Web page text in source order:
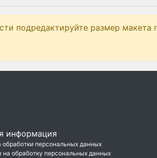
подредактируйте размер макета
информация
обработки персональных данных
на обработку персональных данных